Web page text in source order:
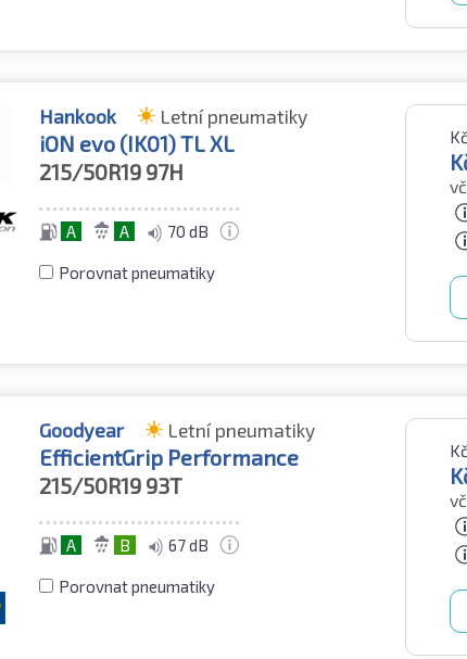
Hankook Letní pneumatiky
iON evo (IK01) TL XL
215/50R19 97H
A A 70 dB
Porovnat pneumatiky
Kč
Goodyear Letní pneumatiky
EfficientGrip Performance
215/50R19 93T
A B 67 dB
Porovnat pneumatiky
Kč